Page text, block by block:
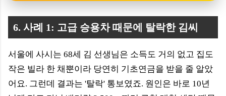
6. 사례 1: 고급 승용차 때문에 탈락한 김씨
서울에 사시는 68세 김 선생님은 소득도 거의 없고 집도
작은 빌라 한 채뿐이라 당연히 기초연금을 받을 줄 알았
어요. 그런데 결과는 '탈락' 통보였죠. 원인은 바로 10년